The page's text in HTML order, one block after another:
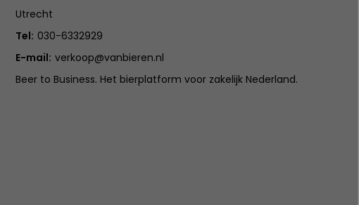
Utrecht
Tel: 030-6332929
E-mail: verkoop@vanbieren.nl
Beer to Business. Het bierplatform voor zakelijk Nederland.